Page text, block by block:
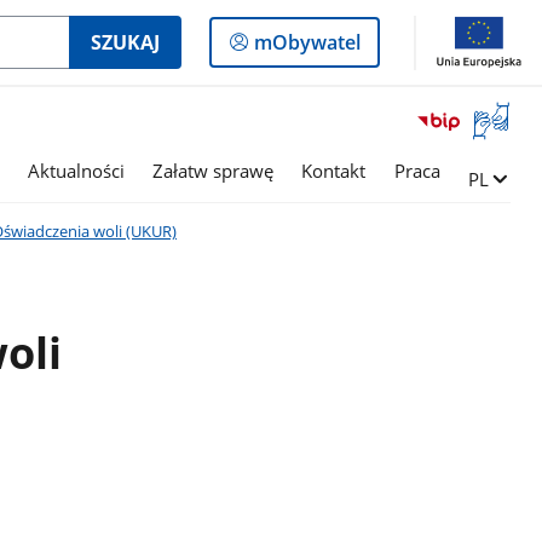
SZUKAJ
Logowanie
do
mObywatel
Otwórz
okno
Aktualności Załatw sprawę Kontakt Praca Zmień
PL
woli (UKUR)